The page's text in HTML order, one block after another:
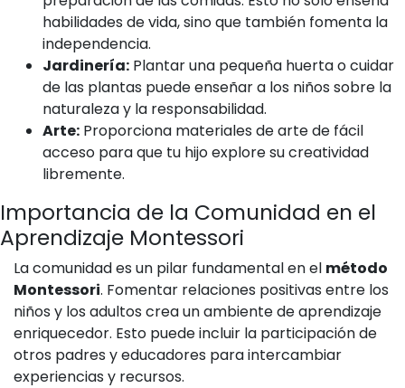
habilidades de vida, sino que también fomenta la
independencia.
Jardinería: Plantar una pequeña huerta o cuidar
de las plantas puede enseñar a los niños sobre la
naturaleza y la responsabilidad.
Arte: Proporciona materiales de arte de fácil
acceso para que tu hijo explore su creatividad
libremente.
Importancia de la Comunidad en el
Aprendizaje Montessori
La comunidad es un pilar fundamental en el método
Montessori. Fomentar relaciones positivas entre los
niños y los adultos crea un ambiente de aprendizaje
enriquecedor. Esto puede incluir la participación de
otros padres y educadores para intercambiar
experiencias y recursos.